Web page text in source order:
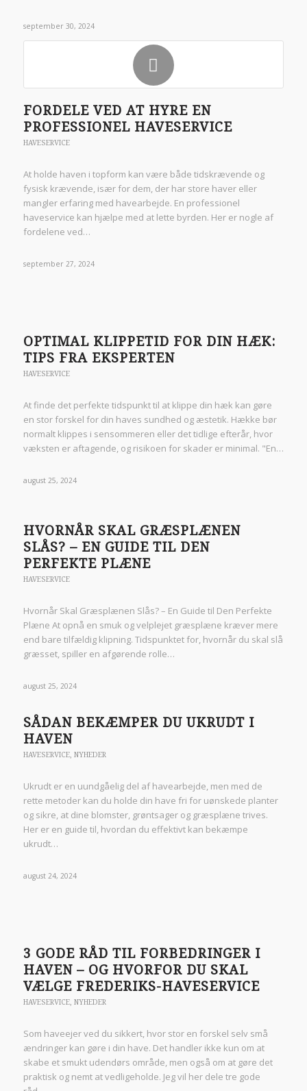
september 30, 2024
FORDELE VED AT HYRE EN
PROFESSIONEL HAVESERVICE
HAVESERVICE
At holde haven i topform kan være både tidskrævende og
fysisk krævende, især for dem, der har store haver eller
mangler erfaring med havearbejde. En professionel
haveservice kan hjælpe med at lette byrden. Her er nogle af
fordelene ved…
september 27, 2024
OPTIMAL KLIPPETID FOR DIN HÆK:
TIPS FRA EKSPERTEN
HAVESERVICE
At finde det perfekte tidspunkt til at klippe din hæk kan gøre
en stor forskel for din haves sundhed og æstetik. Hække bør
normalt klippes i sensommeren eller det tidlige efterår, hvor
væksten er aftagende, og risikoen for skader er minimal. "En…
august 25, 2024
HVORNÅR SKAL GRÆSPLÆNEN
SLÅS? – EN GUIDE TIL DEN
PERFEKTE PLÆNE
HAVESERVICE
Hvornår Skal Græsplænen Slås? – En Guide til Den Perfekte
Plæne At opnå en smuk og velplejet græsplæne kræver mere
end bare tilfældig klipning. Tidspunktet for, hvornår du skal slå
græsset, spiller en afgørende rolle…
august 25, 2024
SÅDAN BEKÆMPER DU UKRUDT I
HAVEN
HAVESERVICE, NYHEDER
Ukrudt er en uundgåelig del af havearbejde, men med de
rette metoder kan du holde din have fri for uønskede planter
og sikre, at dine blomster, grøntsager og græsplæne trives.
Her er en guide til, hvordan du effektivt kan bekæmpe
ukrudt…
august 24, 2024
3 GODE RÅD TIL FORBEDRINGER I
HAVEN – OG HVORFOR DU SKAL
VÆLGE FREDERIKS-HAVESERVICE
HAVESERVICE, NYHEDER
Som haveejer ved du sikkert, hvor stor en forskel selv små
ændringer kan gøre i din have. Det handler ikke kun om at
skabe et smukt udendørs område, men også om at gøre det
praktisk og nemt at vedligeholde. Jeg vil her dele tre gode